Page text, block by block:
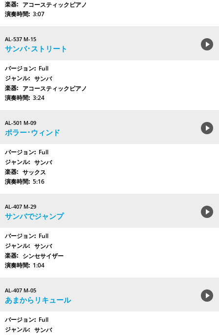
アコースティックピアノ
3:07
AL-537 M-15
サンバ･ストリート
Full
サンバ
アコースティックピアノ
3:24
AL-501 M-09
ポラー･ウィンド
Full
サンバ
サックス
5:16
AL-407 M-29
サンバでジャンプ
Full
サンバ
シンセサイザー
1:04
AL-407 M-05
あまからリキュール
Full
サンバ